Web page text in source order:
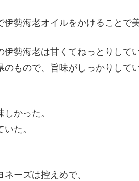
勢海老オイルをかけることで
勢海老は甘くてねっとりしてい
もので、旨味がしっかりしてい
かった。
た。
ーズは控えめで、